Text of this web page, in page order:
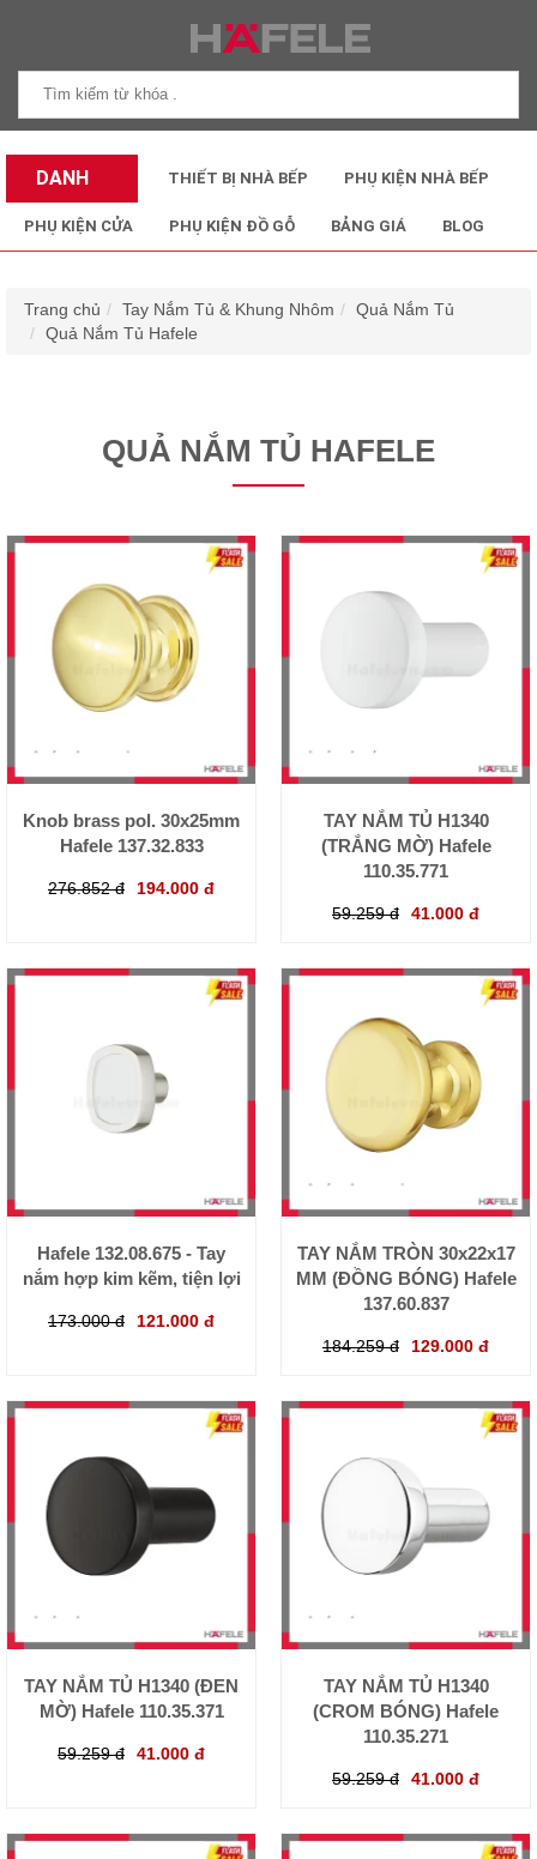
DANH
MỤC SẢN
THIẾT BỊ NHÀ BẾP PHỤ KIỆN NHÀ BẾP
PHỤ KIỆN CỬA PHỤ KIỆN ĐỒ GỖ BẢNG GIÁ BLOG
Trang chủ Tay Nắm Tủ & Khung Nhôm
Quả Nắm Tủ
Quả Nắm Tủ Hafele
QUẢ NẮM TỦ HAFELE
Knob brass pol. 30x25mm
Hafele 137.32.833
276.852 đ 194.000 đ
TAY NẮM TỦ H1340
(TRẮNG MỜ) Hafele
110.35.771
59.259 đ 41.000 đ
Hafele 132.08.675 - Tay
nắm hợp kim kẽm, tiện lợi
173.000 đ 121.000 đ
TAY NẮM TRÒN 30x22x17
MM (ĐỒNG BÓNG) Hafele
137.60.837
184.259 đ 129.000 đ
TAY NẮM TỦ H1340 (ĐEN
MỜ) Hafele 110.35.371
59.259 đ 41.000 đ
TAY NẮM TỦ H1340
(CROM BÓNG) Hafele
110.35.271
59.259 đ 41.000 đ